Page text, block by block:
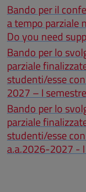
Bando per il
a tempo parziale
Do you need
Bando per lo
parziale
studenti/esse
2027 – I semestre
Bando per lo
parziale
studenti/esse
a.a.2026-2027 -